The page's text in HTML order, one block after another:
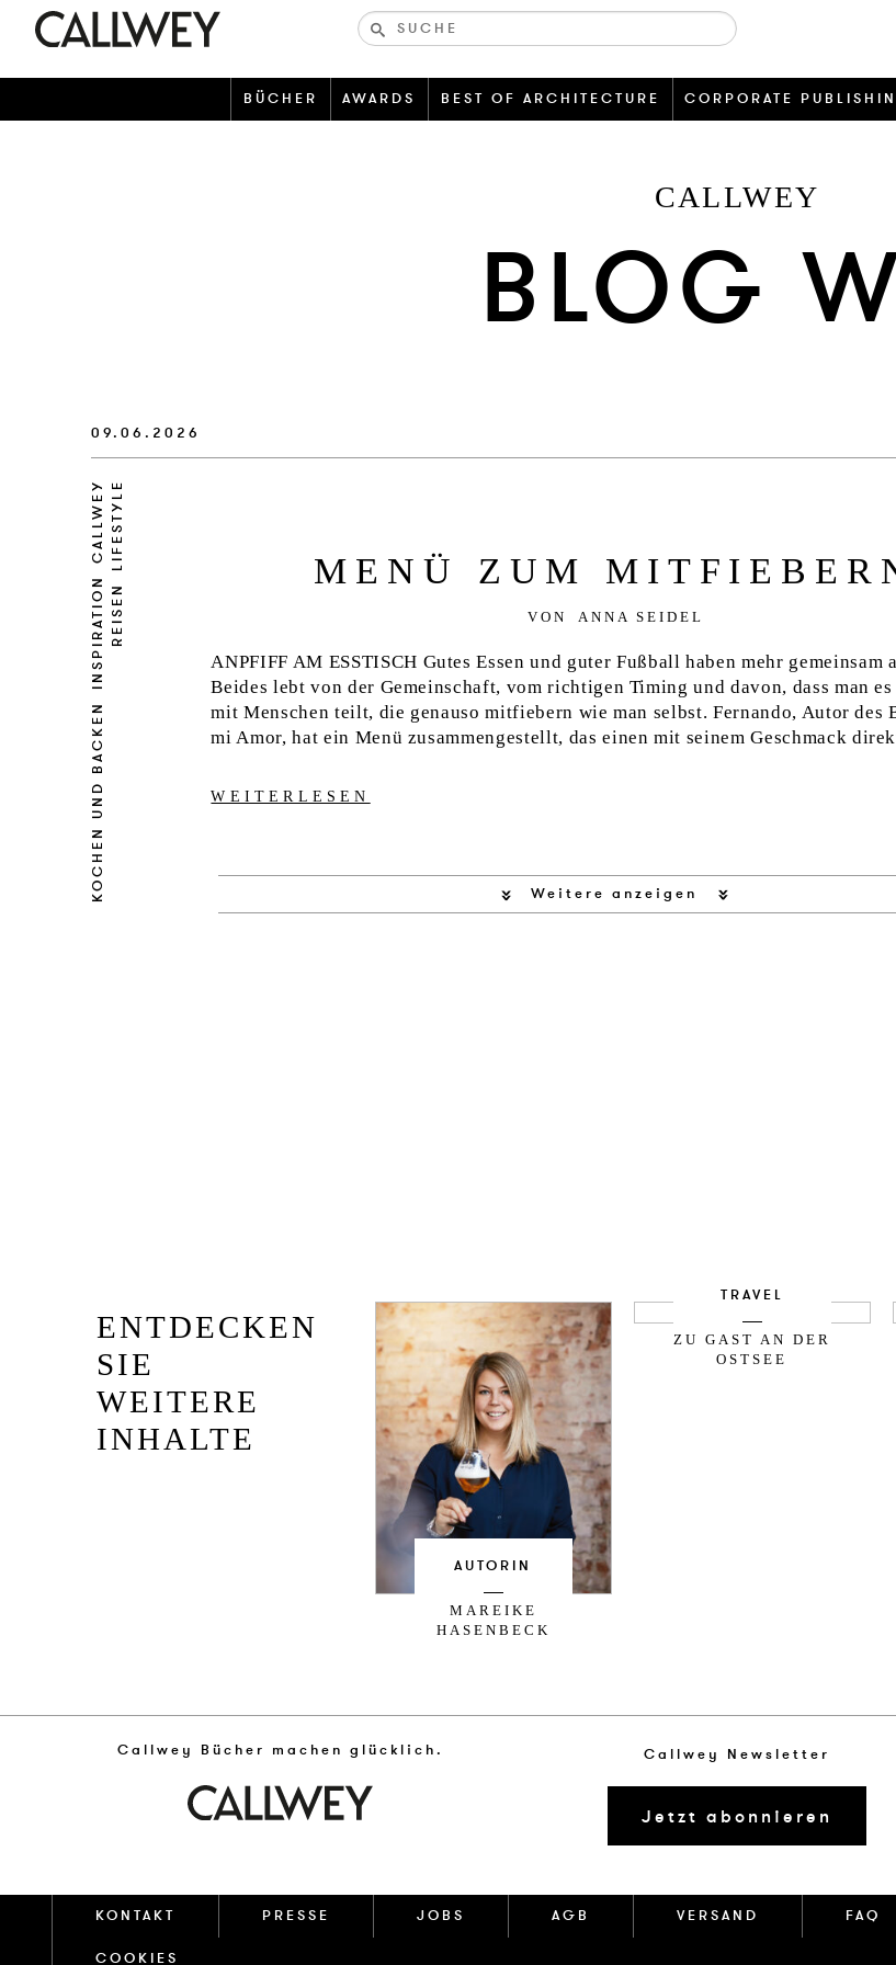
Bücher-
und
zeitschriften
BÜCHER AWARDS BEST OF ARCHITECTURE CORPORATE
CALLWEY
BLOG
09.06.2026
CALLWEY
INSPIRATION
KOCHEN UND BACKEN
LIFESTYLE
REISEN
MENÜ ZUM
VON ANNA SEIDEL
ANPFIFF AM ESSTISCH Gutes Essen und guter Fußball haben mehr gemeinsam
Beides lebt von der Gemeinschaft, vom richtigen Timing und davon, dass man
mit Menschen teilt, die genauso mitfiebern wie man selbst. Fernando, Autor des
mi Amor, hat ein Menü zusammengestellt, das einen mit seinem Geschmack
WEITERLESEN
Weitere anzeigen
ENTDECKEN
SIE
WEITERE
INHALTE
AUTORIN
MAREIKE
HASENBECK
TRAVEL
ZU GAST AN DER
OSTSEE
Callwey Bücher machen glücklich. Callwey Newsletter
Jetzt abonnieren
KONTAKT PRESSE JOBS AGB VERSAND FAQ
COOKIES